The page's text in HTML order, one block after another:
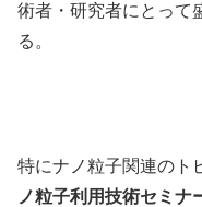
術者・研究者にとって
る。
特にナノ粒子関連のト
ノ粒子利用技術セミナ